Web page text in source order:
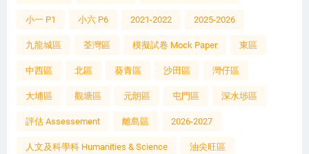
小一 P1 小六 P6 2021-2022 2025-2026
九龍城區 荃灣區 模擬試卷 Mock Paper 東區
中西區 北區 葵青區 沙田區 灣仔區
大埔區 觀塘區 元朗區 屯門區 深水埗區
評估 Assessement 離島區 2026-2027
人文及科學科 Humanities & Science 油尖旺區